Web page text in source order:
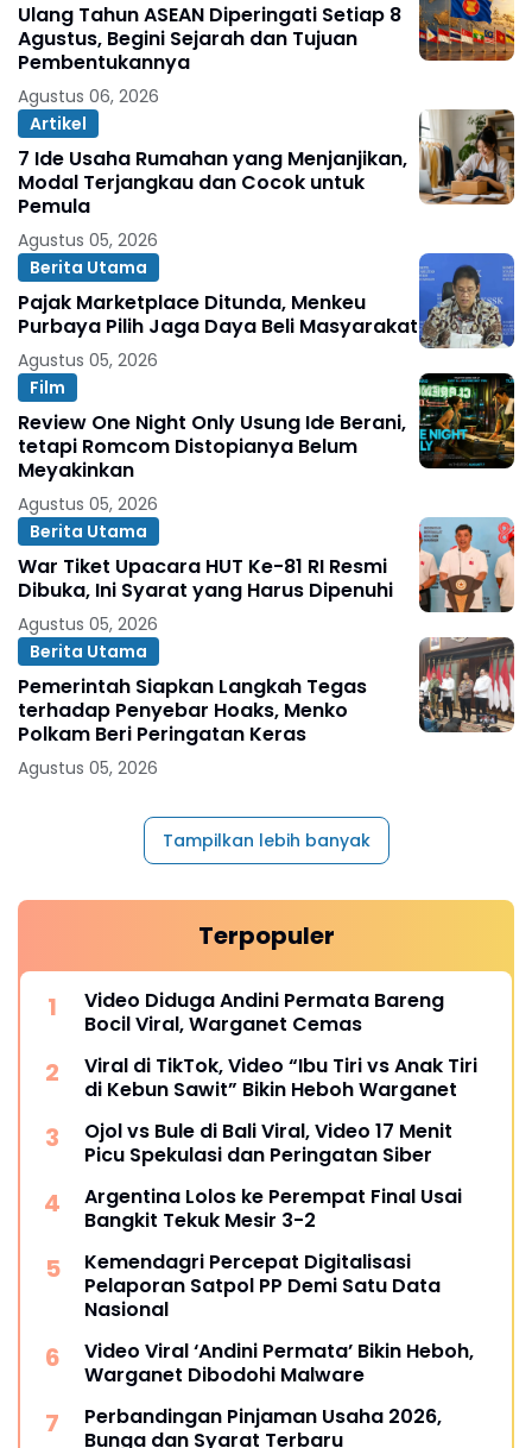
Ulang Tahun ASEAN Diperingati Setiap 8
Agustus, Begini Sejarah dan Tujuan
Pembentukannya
Agustus 06, 2026
Artikel
7 Ide Usaha Rumahan yang Menjanjikan,
Modal Terjangkau dan Cocok untuk
Pemula
Agustus 05, 2026
Berita Utama
Pajak Marketplace Ditunda, Menkeu
Purbaya Pilih Jaga Daya Beli Masyarakat
Agustus 05, 2026
Film
Review One Night Only Usung Ide Berani,
tetapi Romcom Distopianya Belum
Meyakinkan
Agustus 05, 2026
Berita Utama
War Tiket Upacara HUT Ke-81 RI Resmi
Dibuka, Ini Syarat yang Harus Dipenuhi
Agustus 05, 2026
Berita Utama
Pemerintah Siapkan Langkah Tegas
terhadap Penyebar Hoaks, Menko
Polkam Beri Peringatan Keras
Agustus 05, 2026
Tampilkan lebih banyak
Terpopuler
Video Diduga Andini Permata Bareng
Bocil Viral, Warganet Cemas
Viral di TikTok, Video “Ibu Tiri vs Anak Tiri
di Kebun Sawit” Bikin Heboh Warganet
Ojol vs Bule di Bali Viral, Video 17 Menit
Picu Spekulasi dan Peringatan Siber
Argentina Lolos ke Perempat Final Usai
Bangkit Tekuk Mesir 3-2
Kemendagri Percepat Digitalisasi
Pelaporan Satpol PP Demi Satu Data
Nasional
Video Viral ‘Andini Permata’ Bikin Heboh,
Warganet Dibodohi Malware
Perbandingan Pinjaman Usaha 2026,
Bunga dan Syarat Terbaru